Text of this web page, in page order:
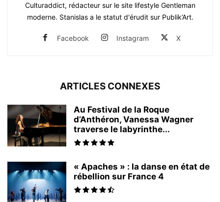
Culturaddict, rédacteur sur le site lifestyle Gentleman
moderne. Stanislas a le statut d'érudit sur Publik’Art.
Facebook Instagram X
ARTICLES CONNEXES
Au Festival de la Roque
d’Anthéron, Vanessa Wagner
traverse le labyrinthe...
« Apaches » : la danse en état de
rébellion sur France 4